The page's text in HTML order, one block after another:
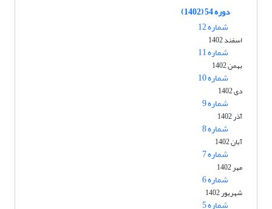
دوره 54 (1402)
شماره 12
اسفند 1402
شماره 11
بهمن 1402
شماره 10
دی 1402
شماره 9
آذر 1402
شماره 8
آبان 1402
شماره 7
مهر 1402
شماره 6
شهریور 1402
شماره 5